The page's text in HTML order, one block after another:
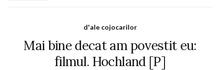
d'ale cojocarilor
Mai bine decat am povestit eu:
filmul. Hochland [P]